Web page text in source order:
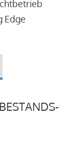
Edge